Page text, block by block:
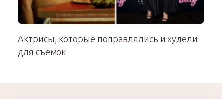
Актрисы, которые поправлялись и худели
для съемок